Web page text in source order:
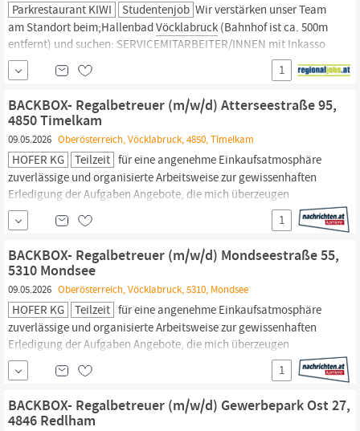
Parkrestaurant KIWI Studentenjob Wir verstärken unser Team
am Standort beim;Hallenbad Vöcklabruck (Bahnhof ist ca. 500m
entfernt) und suchen: SERVICEMITARBEITER/INNEN mit Inkasso
geringfügige Anstellung I Teilzeit I Vollzeit Du bist motiviert,
zuverlässig und suchst gerne den Kontakt zu Menschen,;dann bist
du bei uns genau richtig! Quereinsteiger, die sich vorstellen
1
BACKBOX- Regalbetreuer (m/w/d) Atterseestraße 95,
4850 Timelkam
09.05.2026 Oberösterreich, Vöcklabruck, 4850, Timelkam
HOFER KG Teilzeit für eine angenehme Einkaufsatmosphäre
zuverlässige und organisierte Arbeitsweise zur gewissenhaften
Erledigung der Aufgaben Angebote, die mich überzeugen
attraktive Teilzeitoptionen, auch als
geeignet
vielseitiges Tätigkeitsfeld umfangreiche Einarbeitung und
individuelles Onboarding top ausgestattet mit Headset und
immer verbunden mit dem...
1
BACKBOX- Regalbetreuer (m/w/d) Mondseestraße 55,
5310 Mondsee
09.05.2026 Oberösterreich, Vöcklabruck, 5310, Mondsee
HOFER KG Teilzeit für eine angenehme Einkaufsatmosphäre
zuverlässige und organisierte Arbeitsweise zur gewissenhaften
Erledigung der Aufgaben Angebote, die mich überzeugen
attraktive Teilzeitoptionen, auch als
geeignet
vielseitiges Tätigkeitsfeld umfangreiche Einarbeitung und
individuelles Onboarding top ausgestattet mit Headset und
immer verbunden mit dem...
1
BACKBOX- Regalbetreuer (m/w/d) Gewerbepark Ost 27,
4846 Redlham